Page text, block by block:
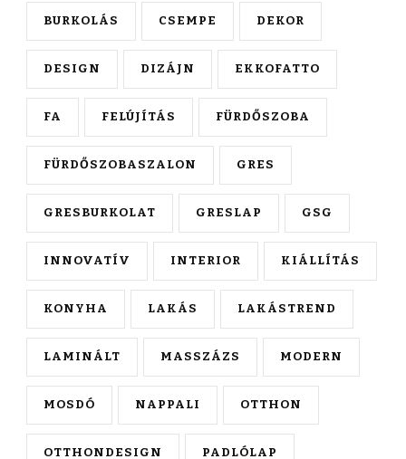
BURKOLÁS CSEMPE DEKOR
DESIGN DIZÁJN EKKOFATTO
FA FELÚJÍTÁS FÜRDŐSZOBA
FÜRDŐSZOBASZALON GRES
GRESBURKOLAT GRESLAP GSG
INNOVATÍV INTERIOR KIÁLLÍTÁS
KONYHA LAKÁS LAKÁSTREND
LAMINÁLT MASSZÁZS MODERN
MOSDÓ NAPPALI OTTHON
OTTHONDESIGN PADLÓLAP